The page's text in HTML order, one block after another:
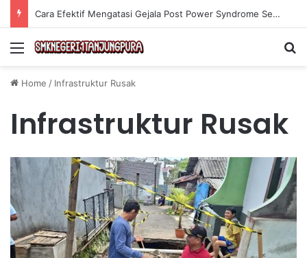
Cara Efektif Mengatasi Gejala Post Power Syndrome Setelah Pensiun Kerja
Menu
Home / Infrastruktur Rusak
Infrastruktur Rusak